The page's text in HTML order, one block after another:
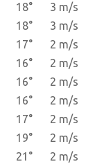
18°
3 m/s
18°
3 m/s
17°
2 m/s
16°
2 m/s
16°
2 m/s
16°
2 m/s
17°
2 m/s
19°
2 m/s
21°
2 m/s